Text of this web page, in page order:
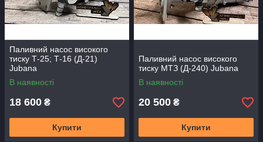
Паливний насос високого
тиску Т-25; Т-16 (Д-21)
Jubana
В наявності
18 600 ₴
Купити
Паливний насос високого
тиску МТЗ (Д-240) Jubana
В наявності
20 500 ₴
Купити